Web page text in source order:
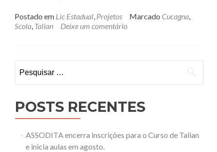
Postado em Lic Estadual, Projetos Marcado Cucagna,
Scola, Talian Deixe um comentário
por:
POSTS RECENTES
ASSODITA encerra inscrições para o Curso de Talian
e inicia aulas em agosto.